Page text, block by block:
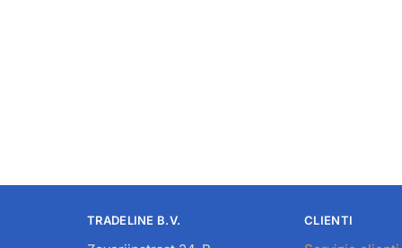
TRADELINE B.V. CLIENTI